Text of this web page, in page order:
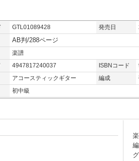
GTL01089428 発売日
AB判/288ページ
楽譜
4947817240037 ISBNコード
アコースティックギター 編成
初中級